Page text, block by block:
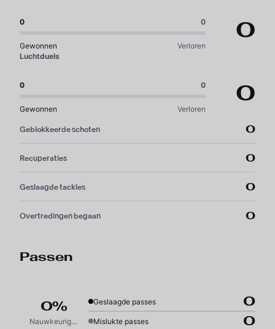
0 0
Gewonnen Verloren
0
Luchtduels
0 0
Gewonnen Verloren
0
Geblokkeerde schoten 0
Recuperaties 0
Geslaagde tackles 0
Overtredingen begaan 0
Passen
0%
Nauwkeurigheid
Geslaagde passes 0
Mislukte passes 0